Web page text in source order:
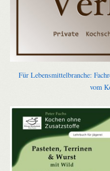
Für Lebensmittelbranche:
vom